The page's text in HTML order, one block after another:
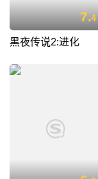
7.4
黑夜传说2:进化